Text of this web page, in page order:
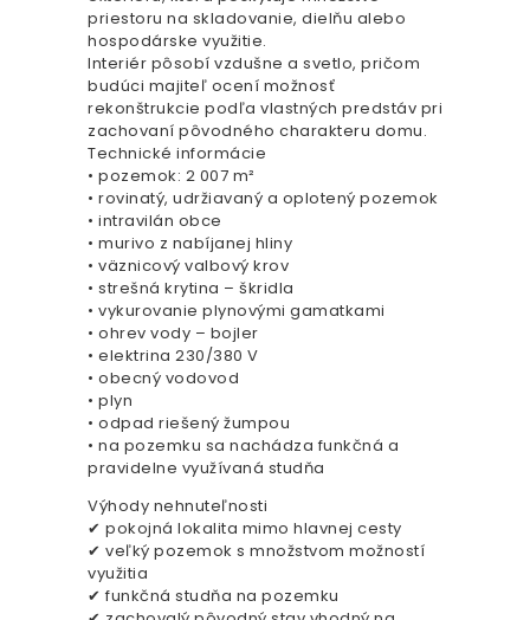
priestoru na skladovanie, dielňu alebo
hospodárske využitie.
Interiér pôsobí vzdušne a svetlo, pričom
budúci majiteľ ocení možnosť
rekonštrukcie podľa vlastných predstáv pri
zachovaní pôvodného charakteru domu.
Technické informácie
• pozemok: 2 007 m²
• rovinatý, udržiavaný a oplotený pozemok
• intravilán obce
• murivo z nabíjanej hliny
• väznicový valbový krov
• strešná krytina – škridla
• vykurovanie plynovými gamatkami
• ohrev vody – bojler
• elektrina 230/380 V
• obecný vodovod
• plyn
• odpad riešený žumpou
• na pozemku sa nachádza funkčná a
pravidelne využívaná studňa
Výhody nehnuteľnosti
✔ pokojná lokalita mimo hlavnej cesty
✔ veľký pozemok s množstvom možností
využitia
✔ funkčná studňa na pozemku